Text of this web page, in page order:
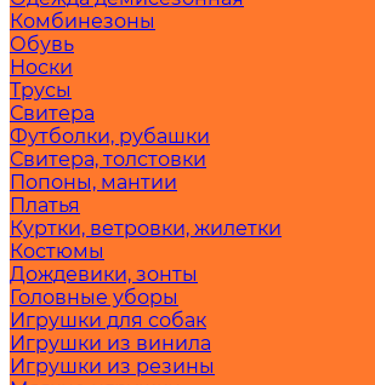
Комбинезоны
Обувь
Носки
Трусы
Свитера
Футболки, рубашки
Свитера, толстовки
Попоны, мантии
Платья
Куртки, ветровки, жилетки
Костюмы
Дождевики, зонты
Головные уборы
Игрушки для собак
Игрушки из винила
Игрушки из резины